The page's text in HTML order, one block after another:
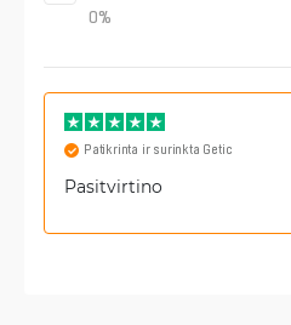
0%
Patikrinta ir surinkta Getic
Pasitvirtino